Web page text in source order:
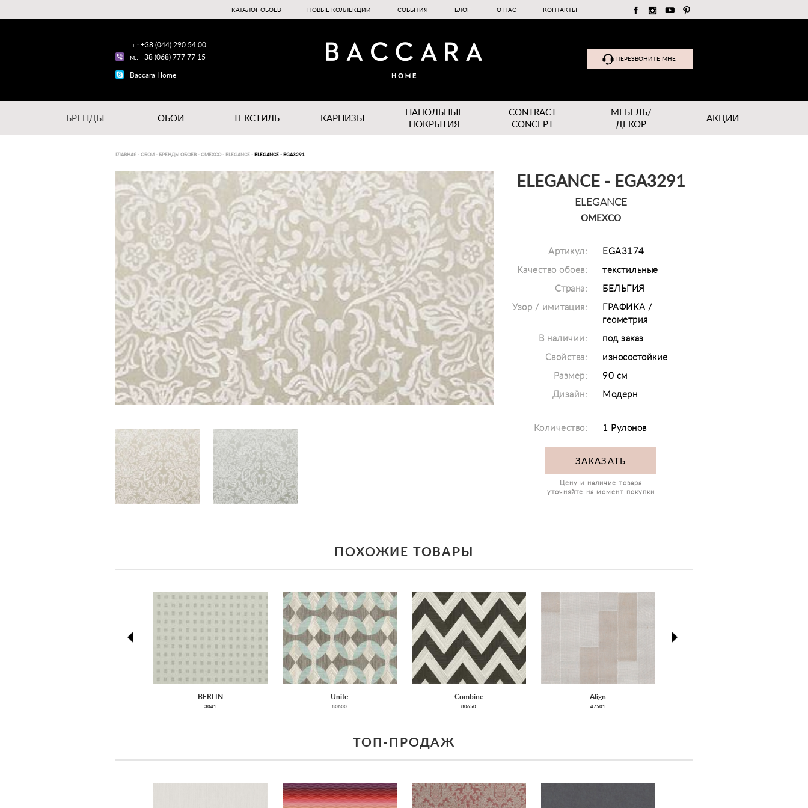
КАТАЛОГ ОБОЕВ НОВЫЕ КОЛЛЕКЦИИ СОБЫТИЯ БЛОГ О НАС КОНТАКТЫ
т.: +38 (044) 290 54 00
м.: +38 (068) 777 77 15
Baccara Home
ПЕРЕЗВОНИТЕ МНЕ
БРЕНДЫ ОБОИ ТЕКСТИЛЬ КАРНИЗЫ
НАПОЛЬНЫЕ
ПОКРЫТИЯ
CONTRACT
CONCEPT
МЕБЕЛЬ/
ДЕКОР
АКЦИИ
ГЛАВНАЯ - ОБОИ - БРЕНДЫ ОБОЕВ - OMEXCO- ELEGANCE - ELEGANCE - EGA3291
ELEGANCE - EGA3291
ELEGANCE
OMEXCO
Артикул: EGA3174
Качество обоев: текстильные
Страна: БЕЛЬГИЯ
Узор / имитация:
ГРАФИКА /
геометрия
В наличии: под заказ
Свойства: износостойкие
Размер: 90 см
Дизайн: Модерн
Количество: 1 Рулонов
ЗАКАЗАТЬ
Цену и наличие товара
уточняйте на момент покупки
ПОХОЖИЕ ТОВАРЫ
BERLIN
3041
Unite
80600
Combine
80650
Align
47501
ТОП-ПРОДАЖ